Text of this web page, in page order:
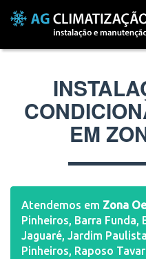
EM
Atendemos em Zona
Pinheiros, Barra Funda,
Jaguaré, Jardim
Pinheiros, Raposo